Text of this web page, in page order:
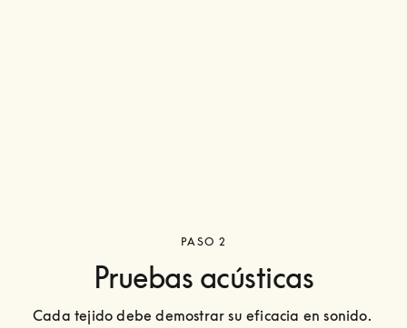
PASO 2
Pruebas acústicas
Cada tejido debe demostrar su eficacia en sonido.